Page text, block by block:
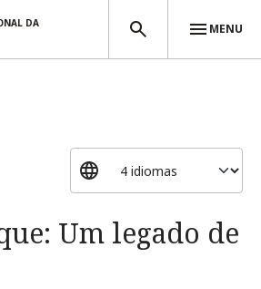
DA
MENU
Um legado de